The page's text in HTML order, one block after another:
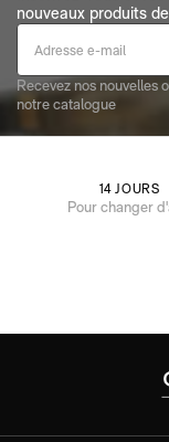
nouveaux produits
Recevez nos nouvelles
notre catalogue
14 JOURS
Pour changer